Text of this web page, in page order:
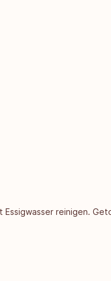
Essigwasser reinigen.